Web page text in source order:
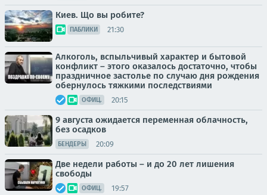
Киев. Що вы робите?
ПАБЛИКИ 21:30
Алкоголь, вспыльчивый характер и бытовой
конфликт – этого оказалось достаточно, чтобы
праздничное застолье по случаю дня рождения
обернулось тяжкими последствиями
ОФИЦ. 20:15
9 августа ожидается переменная облачность,
без осадков
БЕНДЕРЫ 20:09
Две недели работы – и до 20 лет лишения
свободы
ОФИЦ. 19:57